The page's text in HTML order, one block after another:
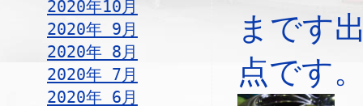
2020年10月
2020年 9月
2020年 8月
2020年 7月
2020年 6月
まです
点です